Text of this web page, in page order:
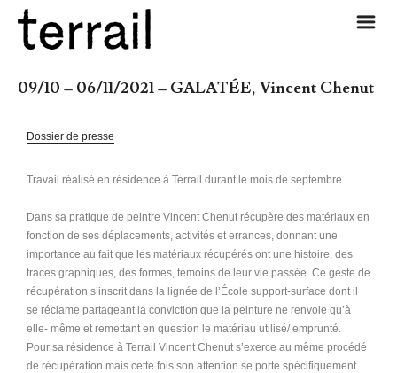
m
09/10 – 06/11/2021 – GALATÉE, Vincent Chenut
Dossier de presse
Travail réalisé en résidence à Terrail durant le mois de septembre
Dans sa pratique de peintre Vincent Chenut récupère des matériaux en
fonction de ses déplacements, activités et errances, donnant une
importance au fait que les matériaux récupérés ont une histoire, des
traces graphiques, des formes, témoins de leur vie passée. Ce geste de
récupération s’inscrit dans la lignée de l’École support-surface dont il
se réclame partageant la conviction que la peinture ne renvoie qu’à
elle- même et remettant en question le matériau utilisé/ emprunté.
Pour sa résidence à Terrail Vincent Chenut s’exerce au même procédé
de récupération mais cette fois son attention se porte spécifiquement